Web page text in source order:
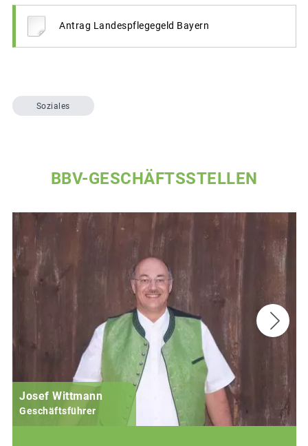
Antrag Landespflegegeld Bayern
Soziales
BBV-GESCHÄFTSSTELLEN
Josef Wittmann
Geschäftsführer